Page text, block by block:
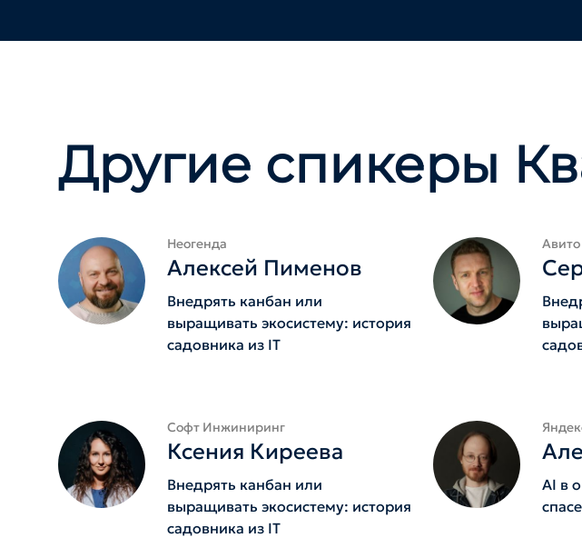
Другие спикеры
Неогенда
Алексей Пименов
Внедрять канбан или
выращивать экосистему: история
садовника из IT
Софт Инжиниринг
Ксения Киреева
Внедрять канбан или
выращивать экосистему: история
садовника из IT
AI в